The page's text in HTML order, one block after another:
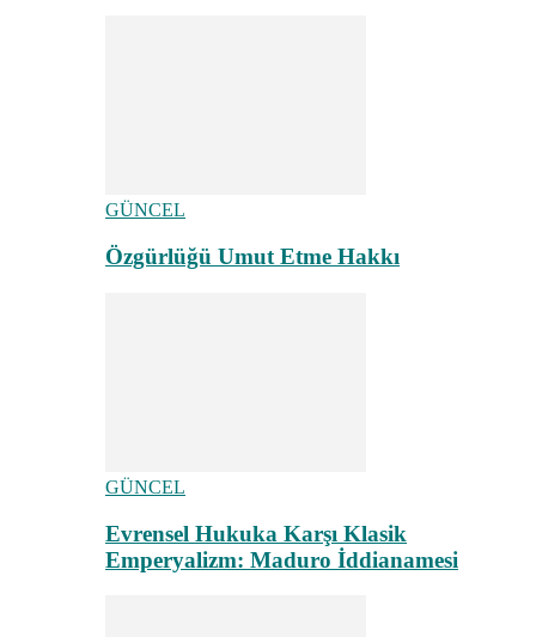
GÜNCEL
Özgürlüğü Umut Etme Hakkı
GÜNCEL
Evrensel Hukuka Karşı Klasik
Emperyalizm: Maduro İddianamesi